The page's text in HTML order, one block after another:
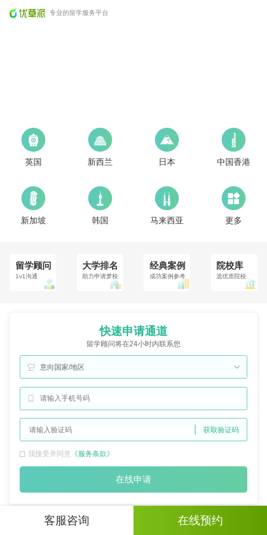
专业的留学服务平台
英国 新西兰 日本 中国香港
新加坡 韩国 马来西亚 更多
留学顾问
1v1沟通
大学排名
助力申请梦校
经典案例
成功案例参考
院校库
选优质院校
快速申请通道
留学顾问将在24小时内联系您
意向国家/地区
获取验证码
我接受并同意 《服务条款》
在线申请
留学方案
客服咨询 在线预约